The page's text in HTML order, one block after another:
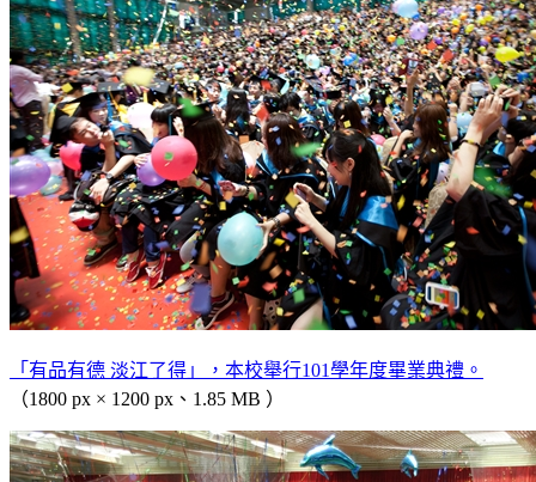
「有品有德 淡江了得」，本校舉行101學年度畢業典禮。
（1800 px × 1200 px、1.85 MB ）